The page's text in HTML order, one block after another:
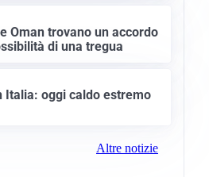
Oman trovano un accordo
di una tregua
Italia: oggi caldo estremo
Altre notizie